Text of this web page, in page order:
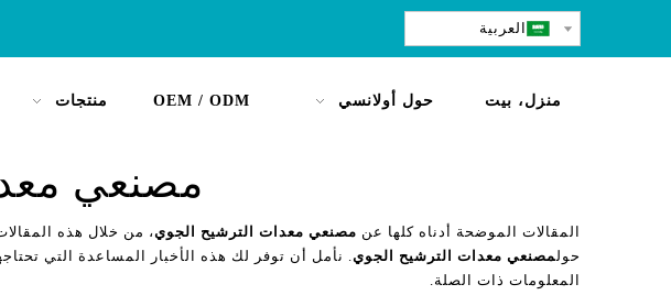
العربية
منزل، بيت حول أولانسي OEM / ODM منتجات
مصنعي
المقالات الموضحة أدناه كلها عن مصنعي معدات الترشيح الجوي، من خلال هذه
حولمصنعي معدات الترشيح الجوي. نأمل أن توفر لك هذه الأخبار المساعدة التي
المعلومات ذات الصلة.